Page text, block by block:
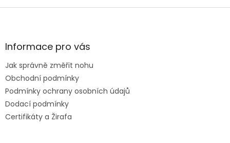
Z
aInformace pro vás
Jak správně změřit nohu
Obchodní podmínky
Podmínky ochrany osobních údajů
Dodací podmínky
Certifikáty a Žirafa